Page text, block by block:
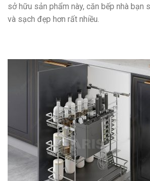
sở hữu sản phẩm này, căn bếp nhà bạn
và sạch đẹp hơn rất nhiều.